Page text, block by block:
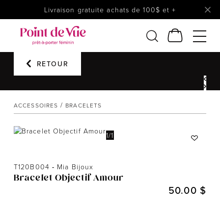
Livraison gratuite achats de 100$ et +
Femmes
Chaussures
Prêt à reporter
RETOUR
ACCESSOIRES BRACELETS
1/1
T120B004 - Mia Bijoux
Bracelet Objectif Amour
50.00 $